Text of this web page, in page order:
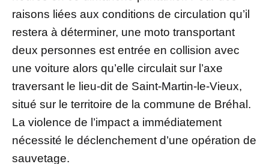
raisons liées aux conditions de circulation qu’il
restera à déterminer, une moto transportant
deux personnes est entrée en collision avec
une voiture alors qu’elle circulait sur l’axe
traversant le lieu-dit de Saint-Martin-le-Vieux,
situé sur le territoire de la commune de Bréhal.
La violence de l’impact a immédiatement
nécessité le déclenchement d’une opération de
sauvetage.